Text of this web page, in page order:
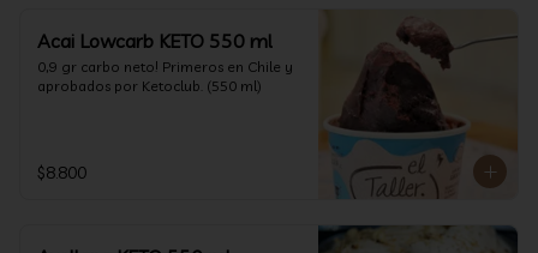
Acai Lowcarb KETO 550 ml
0,9 gr carbo neto! Primeros en Chile y
aprobados por Ketoclub. (550 ml)
$8.800